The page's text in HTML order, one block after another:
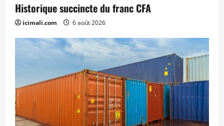
Historique succincte du franc CFA
icimali.com 6 août 2026